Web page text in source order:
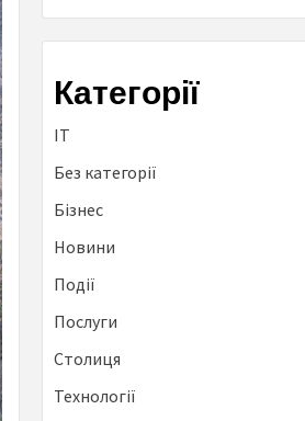
Категорії
IT
Без категорії
Бізнес
Новини
Події
Послуги
Столиця
Технології